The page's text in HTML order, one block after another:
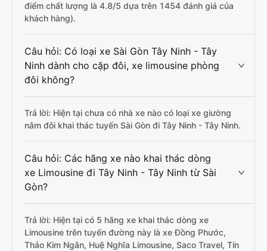
điểm chất lượng là 4.8/5 dựa trên 1454 đánh giá của
khách hàng).
Câu hỏi: Có loại xe Sài Gòn Tây Ninh - Tây
Ninh dành cho cặp đôi, xe limousine phòng
đôi không?
Trả lời: Hiện tại chưa có nhà xe nào có loại xe giường
nằm đôi khai thác tuyến Sài Gòn đi Tây Ninh - Tây Ninh.
Câu hỏi: Các hãng xe nào khai thác dòng
xe Limousine đi Tây Ninh - Tây Ninh từ Sài
Gòn?
Trả lời: Hiện tại có 5 hãng xe khai thác dòng xe
Limousine trên tuyến đường này là xe Đồng Phước,
Thảo Kim Ngân, Huệ Nghĩa Limousine, Saco Travel, Tín